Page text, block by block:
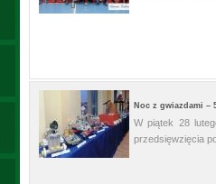
Noc z gwiazdami –
W piątek 28
przedsięwzięcia